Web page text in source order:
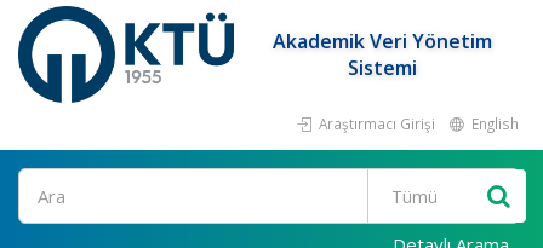
Akademik Veri Yönetim
Sistemi
Araştırmacı Girişi English
Ara